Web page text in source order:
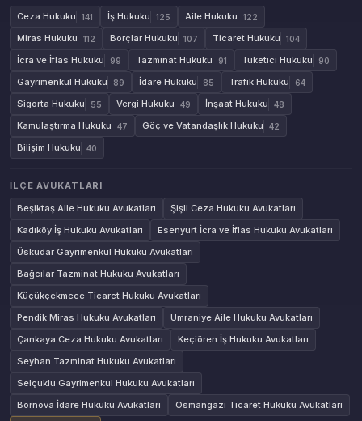
Ceza Hukuku
141 İş Hukuku 125 Aile Hukuku 122
Miras Hukuku 112 Borçlar Hukuku 107 Ticaret Hukuku 104
İcra ve İflas Hukuku 99 Tazminat Hukuku 91 Tüketici Hukuku 90
Gayrimenkul Hukuku 89 İdare Hukuku 85 Trafik Hukuku 64
Sigorta Hukuku 55 Vergi Hukuku 49 İnşaat Hukuku 48
Kamulaştırma Hukuku 47 Göç ve Vatandaşlık Hukuku 42
Bilişim Hukuku 40
İLÇE AVUKATLARI
Beşiktaş Aile Hukuku Avukatları
Şişli Ceza Hukuku Avukatları
Kadıköy İş Hukuku Avukatları
Esenyurt İcra ve İflas Hukuku Avukatları
Üsküdar Gayrimenkul Hukuku Avukatları
Bağcılar Tazminat Hukuku Avukatları
Küçükçekmece Ticaret Hukuku Avukatları
Pendik Miras Hukuku Avukatları
Ümraniye Aile Hukuku Avukatları
Çankaya Ceza Hukuku Avukatları
Keçiören İş Hukuku Avukatları
Seyhan Tazminat Hukuku Avukatları
Selçuklu Gayrimenkul Hukuku Avukatları
Bornova İdare Hukuku Avukatları
Osmangazi Ticaret Hukuku Avukatları